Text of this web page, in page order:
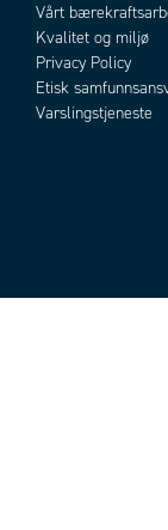
Vårt
Kvalitet og miljø
Privacy Policy
Etisk
Varslingstjeneste